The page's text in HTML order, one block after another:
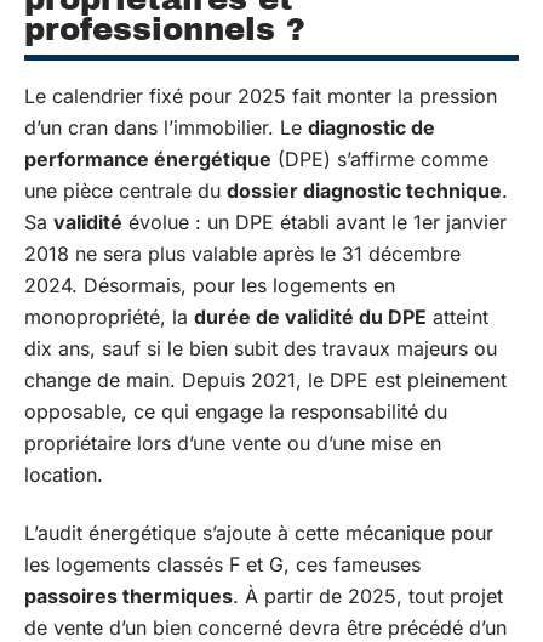
professionnels ?
Le calendrier fixé pour 2025 fait monter la pression
d’un cran dans l’immobilier. Le diagnostic de
performance énergétique (DPE) s’affirme comme
une pièce centrale du dossier diagnostic technique.
Sa validité évolue : un DPE établi avant le 1er janvier
2018 ne sera plus valable après le 31 décembre
2024. Désormais, pour les logements en
monopropriété, la durée de validité du DPE atteint
dix ans, sauf si le bien subit des travaux majeurs ou
change de main. Depuis 2021, le DPE est pleinement
opposable, ce qui engage la responsabilité du
propriétaire lors d’une vente ou d’une mise en
location.
L’audit énergétique s’ajoute à cette mécanique pour
les logements classés F et G, ces fameuses
passoires thermiques. À partir de 2025, tout projet
de vente d’un bien concerné devra être précédé d’un